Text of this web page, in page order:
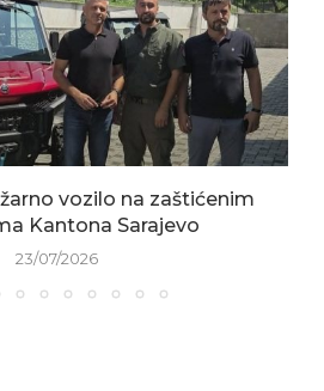
vozilo na zaštićenim
Kantona Sarajevo
23/07/2026